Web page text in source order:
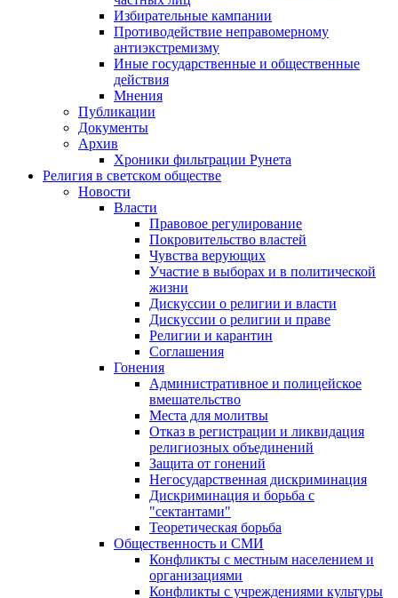
Избирательные кампании
Противодействие неправомерному
антиэкстремизму
Иные государственные и общественные
действия
Мнения
Публикации
Документы
Архив
Хроники фильтрации Рунета
Религия в светском обществе
Новости
Власти
Правовое регулирование
Покровительство властей
Чувства верующих
Участие в выборах и в политической
жизни
Дискуссии о религии и власти
Дискуссии о религии и праве
Религии и карантин
Соглашения
Гонения
Административное и полицейское
вмешательство
Места для молитвы
Отказ в регистрации и ликвидация
религиозных объединений
Защита от гонений
Негосударственная дискриминация
Дискриминация и борьба с
"сектантами"
Теоретическая борьба
Общественность и СМИ
Конфликты с местным населением и
организациями
Конфликты с учреждениями культуры